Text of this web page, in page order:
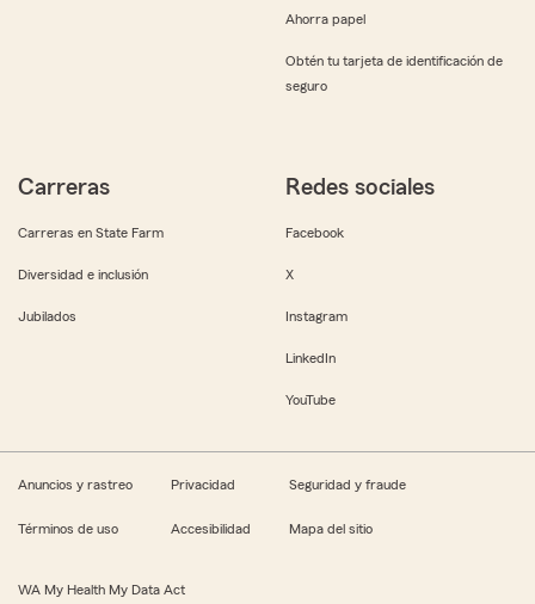
Ahorra papel
Obtén tu tarjeta de identificación de
seguro
Carreras
Carreras en State Farm
Diversidad e inclusión
Jubilados
Redes sociales
Facebook
X
Instagram
LinkedIn
YouTube
Anuncios y rastreo Privacidad Seguridad y fraude
Términos de uso Accesibilidad Mapa del sitio
WA My Health My Data Act